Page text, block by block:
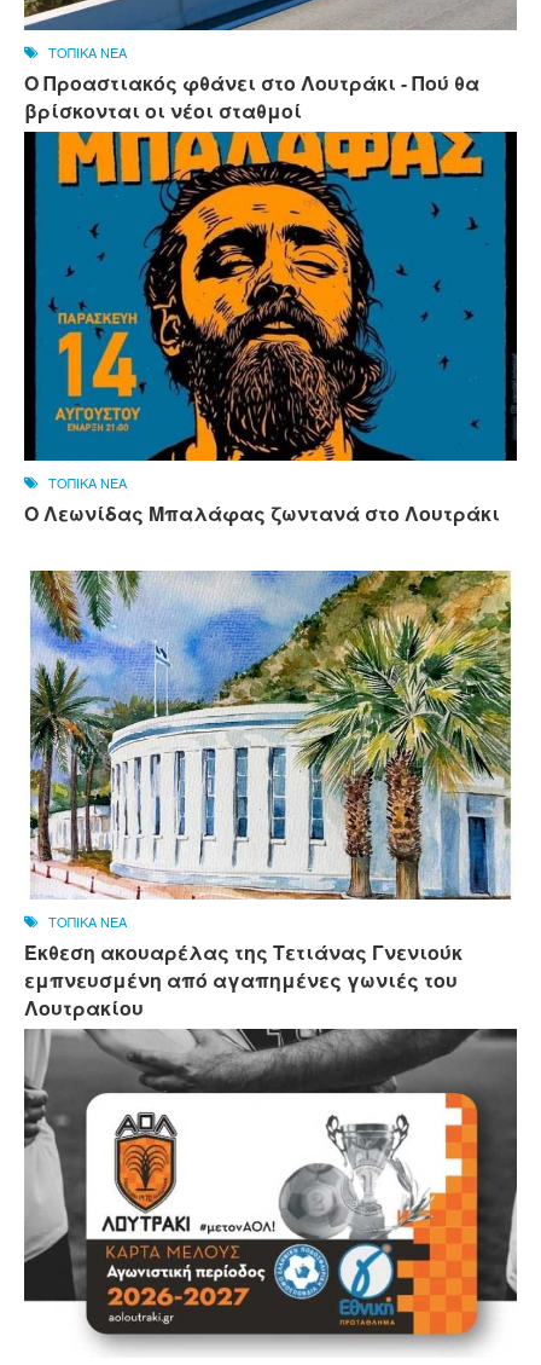
ΤΟΠΙΚΑ ΝΕΑ
Ο Προαστιακός φθάνει στο Λουτράκι - Πού θα
βρίσκονται οι νέοι σταθμοί
ΤΟΠΙΚΑ ΝΕΑ
Ο Λεωνίδας Μπαλάφας ζωντανά στο Λουτράκι
ΤΟΠΙΚΑ ΝΕΑ
Έκθεση ακουαρέλας της Τετιάνας Γνενιούκ
εμπνευσμένη από αγαπημένες γωνιές του
Λουτρακίου